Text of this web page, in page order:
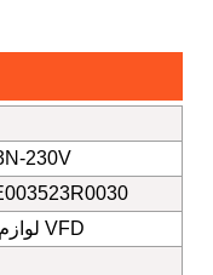
230V
لوازم یدکی VFD